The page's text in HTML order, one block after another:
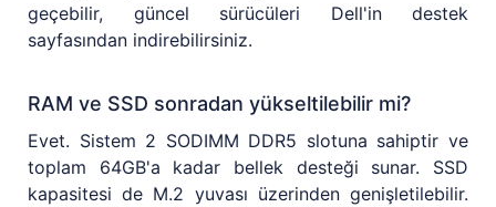
geçebilir, güncel sürücüleri Dell'in destek
sayfasından indirebilirsiniz.
RAM ve SSD sonradan yükseltilebilir mi?
Evet. Sistem 2 SODIMM DDR5 slotuna sahiptir ve
toplam 64GB'a kadar bellek desteği sunar. SSD
kapasitesi de M.2 yuvası üzerinden genişletilebilir.